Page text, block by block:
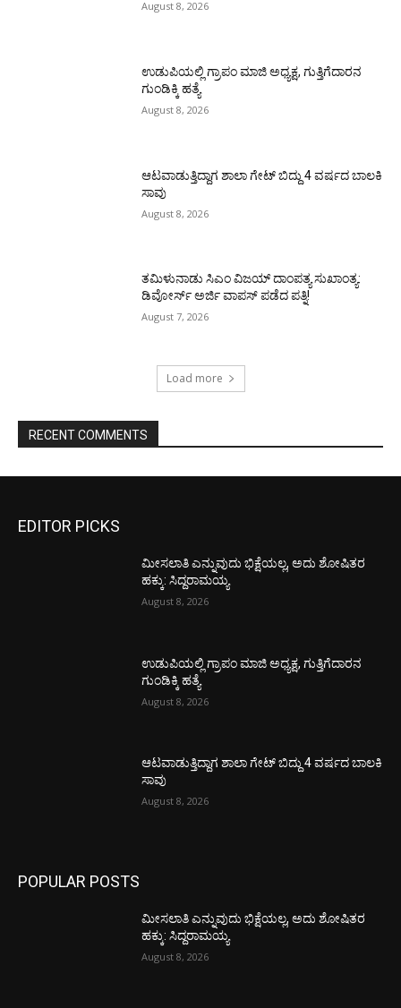
August 8, 2026
ಉಡುಪಿಯಲ್ಲಿ ಗ್ರಾಪಂ ಮಾಜಿ ಅಧ್ಯಕ್ಷ, ಗುತ್ತಿಗೆದಾರನ
ಗುಂಡಿಕ್ಕಿ ಹತ್ಯೆ
August 8, 2026
ಆಟವಾಡುತ್ತಿದ್ದಾಗ ಶಾಲಾ ಗೇಟ್‌ ಬಿದ್ದು 4 ವರ್ಷದ ಬಾಲಕಿ
ಸಾವು
August 8, 2026
ತಮಿಳುನಾಡು ಸಿಎಂ ವಿಜಯ್‌ ದಾಂಪತ್ಯ ಸುಖಾಂತ್ಯ:
ಡಿವೋರ್ಸ್‌ ಅರ್ಜಿ ವಾಪಸ್‌ ಪಡೆದ ಪತ್ನಿ!
August 7, 2026
Load more
RECENT COMMENTS
EDITOR PICKS
ಮೀಸಲಾತಿ ಎನ್ನುವುದು ಭಿಕ್ಷೆಯಲ್ಲ, ಅದು ಶೋಷಿತರ
ಹಕ್ಕು: ಸಿದ್ದರಾಮಯ್ಯ
August 8, 2026
ಉಡುಪಿಯಲ್ಲಿ ಗ್ರಾಪಂ ಮಾಜಿ ಅಧ್ಯಕ್ಷ, ಗುತ್ತಿಗೆದಾರನ
ಗುಂಡಿಕ್ಕಿ ಹತ್ಯೆ
August 8, 2026
ಆಟವಾಡುತ್ತಿದ್ದಾಗ ಶಾಲಾ ಗೇಟ್‌ ಬಿದ್ದು 4 ವರ್ಷದ ಬಾಲಕಿ
ಸಾವು
August 8, 2026
POPULAR POSTS
ಮೀಸಲಾತಿ ಎನ್ನುವುದು ಭಿಕ್ಷೆಯಲ್ಲ, ಅದು ಶೋಷಿತರ
ಹಕ್ಕು: ಸಿದ್ದರಾಮಯ್ಯ
August 8, 2026